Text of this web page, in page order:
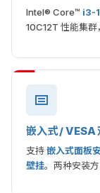
Intel® Core™ i3-
10C12T 性能集群
嵌入式 / VESA
支持嵌入式面板
壁挂。两种安装